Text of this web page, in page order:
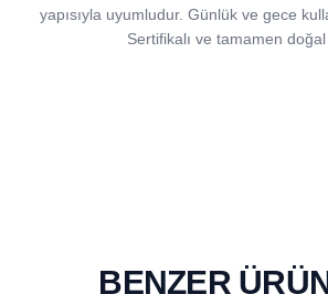
yapısıyla uyumludur. Günlük ve gece
Sertifikalı ve tamamen doğal
BENZER